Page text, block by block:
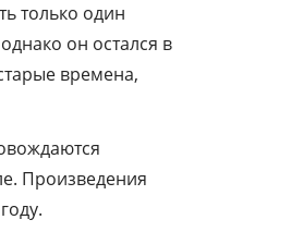
только один
он остался в
времена,
Произведения